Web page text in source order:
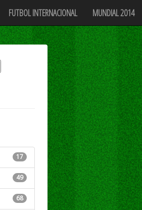
FUTBOL INTERNACIONAL MUNDIAL 2014
17
49
68